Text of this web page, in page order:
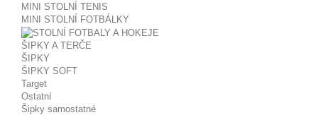
MINI STOLNÍ TENIS
MINI STOLNÍ FOTBÁLKY
ŠIPKY A TERČE
ŠIPKY
ŠIPKY SOFT
Target
Ostatní
Šipky samostatné